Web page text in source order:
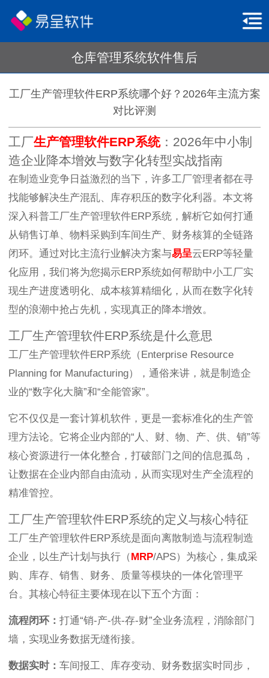
仓库管理系统软件售后
工厂生产管理软件ERP系统哪个好？2026年主流方案
对比评测
工厂生产管理软件ERP系统：2026年中小制
造企业降本增效与数字化转型实战指南
在制造业竞争日益激烈的当下，许多工厂管理者都在寻
找能够解决生产混乱、库存积压的数字化利器。本文将
深入科普工厂生产管理软件ERP系统，解析它如何打通
从销售订单、物料采购到车间生产、财务核算的全链路
闭环。通过对比主流行业解决方案与易呈云ERP等轻量
化应用，我们将为您揭示ERP系统如何帮助中小工厂实
现生产进度透明化、成本核算精细化，从而在数字化转
型的浪潮中抢占先机，实现真正的降本增效。
工厂生产管理软件ERP系统是什么意思
工厂生产管理软件ERP系统（Enterprise Resource
Planning for Manufacturing），通俗来讲，就是制造企
业的“数字化大脑”和“全能管家”。
它不仅仅是一套计算机软件，更是一套标准化的生产管
理方法论。它将企业内部的“人、财、物、产、供、销”等
核心资源进行一体化整合，打破部门之间的信息孤岛，
让数据在企业内部自由流动，从而实现对生产全流程的
精准管控。
工厂生产管理软件ERP系统的定义与核心特征
工厂生产管理软件ERP系统是面向离散制造与流程制造
企业，以生产计划与执行（MRP/APS）为核心，集成采
购、库存、销售、财务、质量等模块的一体化管理平
台。其核心特征主要体现在以下五个方面：
流程闭环： 打通“销-产-供-存-财”全业务流程，消除部门
墙，实现业务数据无缝衔接。
数据实时： 车间报工、库存变动、财务数据实时同步，